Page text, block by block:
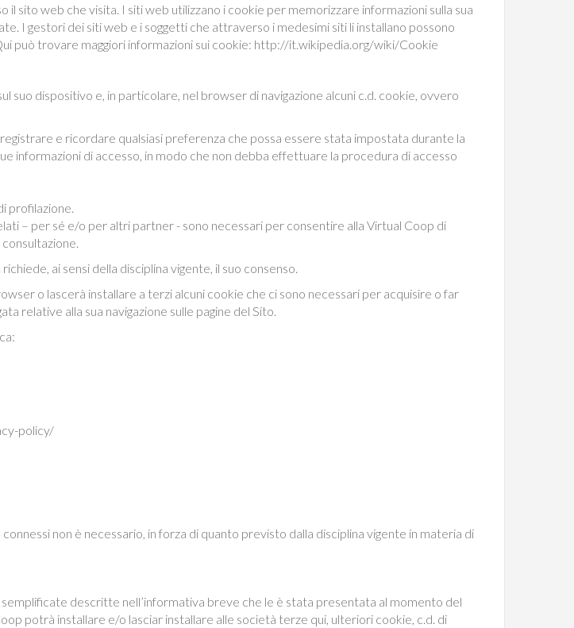
sito web che visita. I siti web utilizzano i cookie per memorizzare informazioni sulla sua
I gestori dei siti web e i soggetti che attraverso i medesimi siti li installano possono
può trovare maggiori informazioni sui cookie: http://it.wikipedia.org/wiki/Cookie
suo dispositivo e, in particolare, nel browser di navigazione alcuni c.d. cookie, ovvero
e ricordare qualsiasi preferenza che possa essere stata impostata durante la
informazioni di accesso, in modo che non debba effettuare la procedura di accesso
profilazione.
– per sé e/o per altri partner - sono necessari per consentire alla Virtual Coop di
ai sensi della disciplina vigente, il suo consenso.
o lascerà installare a terzi alcuni cookie che ci sono necessari per acquisire o far
relative alla sua navigazione sulle pagine del Sito.
policy/
non è necessario, in forza di quanto previsto dalla disciplina vigente in materia di
descritte nell’informativa breve che le è stata presentata al momento del
potrà installare e/o lasciar installare alle società terze qui, ulteriori cookie, c.d. di